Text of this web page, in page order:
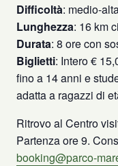
Difficoltà: medio-
Lunghezza: 16 km
Durata: 8 ore con
Biglietti: Intero €
fino a 14 anni e
adatta a ragazzi di
Ritrovo al Centro
Partenza ore 9.
booking@parco-